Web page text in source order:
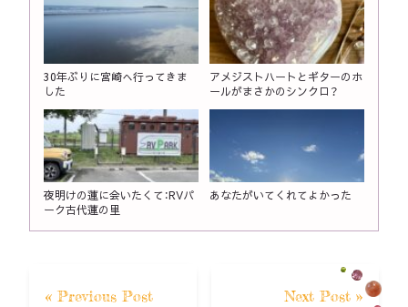
30年ぶりに宮崎へ行ってきま
した
アメジストハートとギターのホ
ールがまさかのシンクロ？
夜明けの蓮に会いたくて：RVパ
ーク古代蓮の里
あなたがいてくれてよかった
« Previous Post Next Post »